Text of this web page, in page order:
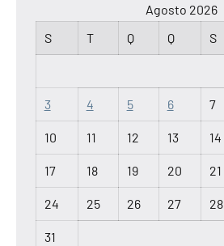
Agosto 2026
S
T Q Q S
3 4 5 6 7
10 11 12 13 14
17 18 19 20 21
24 25 26 27 28
31